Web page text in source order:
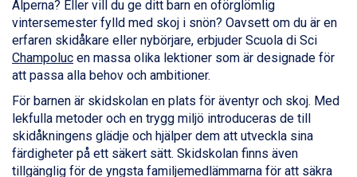
Val Thorens från 8.395 kr.
St. Anton från 11.245 kr.
Zell am See från 6.295 kr.
Canazei från 7.195 kr.
Livigno från 5.595 kr.
Ponte di Legno från 7.395 kr.
Sauze dOulx från 6.145 kr.
Alleghe från 8.545 kr.
Bad Gastein från 6.295 kr.
Arabba från 11.045 kr.
Alperna? Eller vill du ge ditt barn en oförglömlig
vintersemester fylld med skoj i snön? Oavsett om du är en
erfaren skidåkare eller nybörjare, erbjuder Scuola di Sci
Champoluc en massa olika lektioner som är designade för
att passa alla behov och ambitioner.
För barnen är skidskolan en plats för äventyr och skoj. Med
lekfulla metoder och en trygg miljö introduceras de till
skidåkningens glädje och hjälper dem att utveckla sina
färdigheter på ett säkert sätt. Skidskolan finns även
tillgänglig för de yngsta familjemedlämmarna för att säkra